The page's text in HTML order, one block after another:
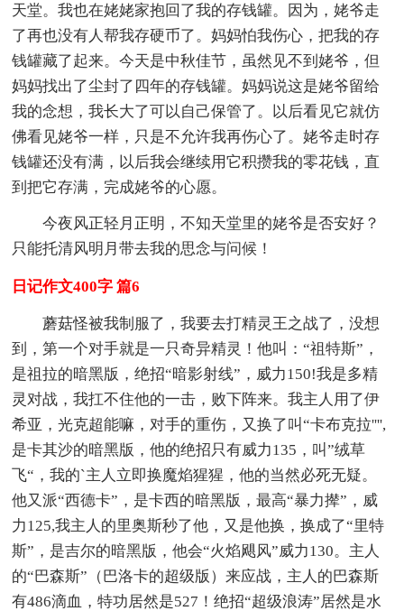
天堂。我也在姥姥家抱回了我的存钱罐。因为，姥爷走
了再也没有人帮我存硬币了。妈妈怕我伤心，把我的存
钱罐藏了起来。今天是中秋佳节，虽然见不到姥爷，但
妈妈找出了尘封了四年的存钱罐。妈妈说这是姥爷留给
我的念想，我长大了可以自己保管了。以后看见它就仿
佛看见姥爷一样，只是不允许我再伤心了。姥爷走时存
钱罐还没有满，以后我会继续用它积攒我的零花钱，直
到把它存满，完成姥爷的心愿。
今夜风正轻月正明，不知天堂里的姥爷是否安好？
只能托清风明月带去我的思念与问候！
日记作文400字 篇6
蘑菇怪被我制服了，我要去打精灵王之战了，没想
到，第一个对手就是一只奇异精灵！他叫：“祖特斯”，
是祖拉的暗黑版，绝招“暗影射线”，威力150!我是多精
灵对战，我扛不住他的一击，败下阵来。我主人用了伊
希亚，光克超能嘛，对手的重伤，又换了叫“卡布克拉'''',
是卡其沙的暗黑版，他的绝招只有威力135，叫”绒草
飞“，我的`主人立即换魔焰猩猩，他的当然必死无疑。
他又派“西德卡”，是卡西的暗黑版，最高“暴力撵”，威
力125,我主人的里奥斯秒了他，又是他换，换成了“里特
斯”，是吉尔的暗黑版，他会“火焰飓风”威力130。主人
的“巴森斯”（巴洛卡的超级版）来应战，主人的巴森斯
有486滴血，特功居然是527！绝招“超级浪涛”居然是水